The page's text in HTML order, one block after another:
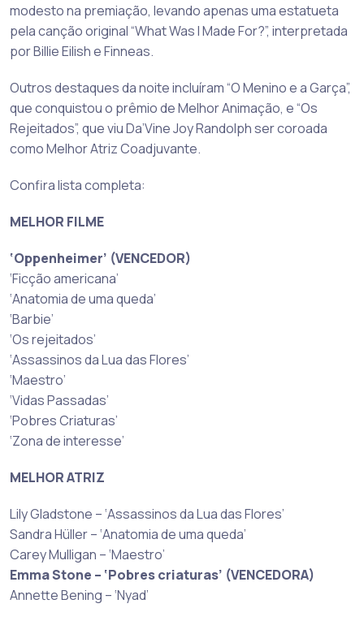
modesto na premiação, levando apenas uma estatueta
pela canção original “What Was I Made For?”, interpretada
por Billie Eilish e Finneas.
Outros destaques da noite incluíram “O Menino e a Garça”,
que conquistou o prêmio de Melhor Animação, e “Os
Rejeitados”, que viu Da’Vine Joy Randolph ser coroada
como Melhor Atriz Coadjuvante.
Confira lista completa:
MELHOR FILME
‘Oppenheimer’ (VENCEDOR)
‘Ficção americana’
‘Anatomia de uma queda’
‘Barbie’
‘Os rejeitados’
‘Assassinos da Lua das Flores’
‘Maestro’
‘Vidas Passadas’
‘Pobres Criaturas’
‘Zona de interesse’
MELHOR ATRIZ
Lily Gladstone – ‘Assassinos da Lua das Flores’
Sandra Hüller – ‘Anatomia de uma queda’
Carey Mulligan – ‘Maestro’
Emma Stone – ‘Pobres criaturas’ (VENCEDORA)
Annette Bening – ‘Nyad’